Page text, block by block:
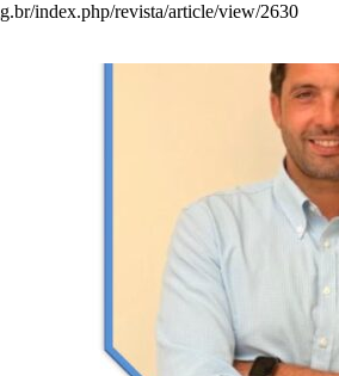
index.php/revista/article/view/2630